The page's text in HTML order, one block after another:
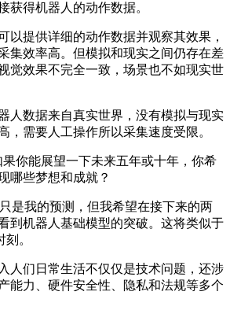
获得机器人的动作数据。
提供详细的动作数据并观察其效果，
集效率高。但模拟和现实之间仍存在差
觉效果不完全一致，场景也不如现实世
数据来自真实世界，没有模拟与现实
，需要人工操作所以采集速度受限。
你能展望一下未来五年或十年，你希
哪些梦想和成就？
我的预测，但我希望在接下来的两
到机器人基础模型的突破。这将类似于
。
们日常生活不仅仅是技术问题，还涉
能力、硬件安全性、隐私和法规等多个